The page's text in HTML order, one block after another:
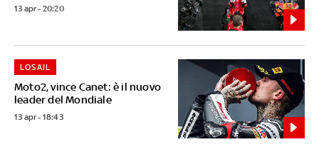
13 apr - 20:20
Moto2, vince Canet: è il nuovo
leader del Mondiale
LOSAIL
13 apr - 18:43